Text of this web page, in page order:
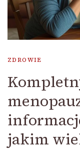
ZDROWIE
jakim